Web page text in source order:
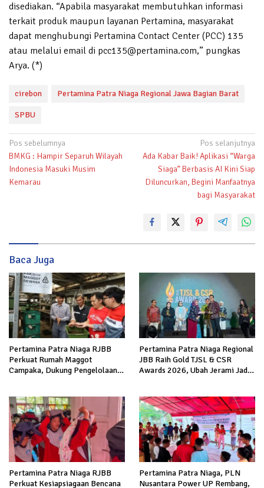
disediakan. “Apabila masyarakat membutuhkan informasi
terkait produk maupun layanan Pertamina, masyarakat
dapat menghubungi Pertamina Contact Center (PCC) 135
atau melalui email di pcc135@pertamina.com,” pungkas
Arya. (*)
cirebon Pertamina Patra Niaga Regional Jawa Bagian Barat
SPBU
Navigasi
pos
Pos sebelumnya
BMKG : Hampir Separuh Wilayah
Indonesia Masuki Musim
Kemarau
Pos selanjutnya
Ada Kabar Baik! Aplikasi “Warga
Siaga” Berbasis AI Kini Siap
Diluncurkan, Begini Manfaatnya
bagi Masyarakat
Baca Juga
Pertamina Patra Niaga RJBB
Perkuat Rumah Maggot
Campaka, Dukung Pengelolaan
Pertamina Patra Niaga Regional
JBB Raih Gold TJSL & CSR
Awards 2026, Ubah Jerami Jadi
Pertamina Patra Niaga RJBB
Perkuat Kesiapsiagaan Bencana
Pertamina Patra Niaga, PLN
Nusantara Power UP Rembang,